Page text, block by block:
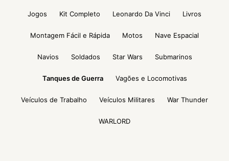
Jogos Kit Completo Leonardo Da Vinci Livros
Montagem Fácil e Rápida Motos Nave Espacial
Navios Soldados Star Wars Submarinos
Tanques de Guerra Vagões e Locomotivas
Veículos de Trabalho Veículos Militares War Thunder
WARLORD